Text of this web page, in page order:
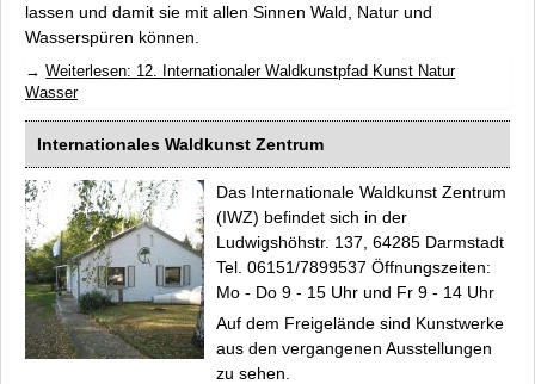
lassen und damit sie mit allen Sinnen Wald, Natur und
Wasserspüren können.
Weiterlesen: 12. Internationaler Waldkunstpfad Kunst Natur
Wasser
Internationales Waldkunst Zentrum
Das Internationale Waldkunst Zentrum
(IWZ) befindet sich in der
Ludwigshöhstr. 137, 64285 Darmstadt
Tel. 06151/7899537 Öffnungszeiten:
Mo - Do 9 - 15 Uhr und Fr 9 - 14 Uhr
Auf dem Freigelände sind Kunstwerke
aus den vergangenen Ausstellungen
zu sehen.